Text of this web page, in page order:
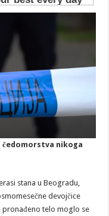
čedomorstva nikoga
stana u Beogradu,
devojčice
pronađeno telo moglo se